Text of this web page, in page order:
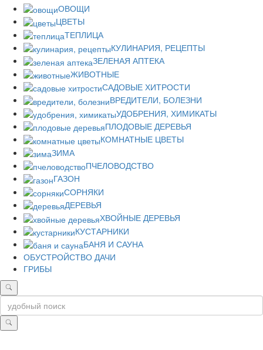
ОВОЩИ
ЦВЕТЫ
ТЕПЛИЦА
КУЛИНАРИЯ, РЕЦЕПТЫ
ЗЕЛЕНАЯ АПТЕКА
ЖИВОТНЫЕ
САДОВЫЕ ХИТРОСТИ
ВРЕДИТЕЛИ, БОЛЕЗНИ
УДОБРЕНИЯ, ХИМИКАТЫ
ПЛОДОВЫЕ ДЕРЕВЬЯ
КОМНАТНЫЕ ЦВЕТЫ
ЗИМА
ПЧЕЛОВОДСТВО
ГАЗОН
СОРНЯКИ
ДЕРЕВЬЯ
ХВОЙНЫЕ ДЕРЕВЬЯ
КУСТАРНИКИ
БАНЯ И САУНА
ОБУСТРОЙСТВО ДАЧИ
ГРИБЫ